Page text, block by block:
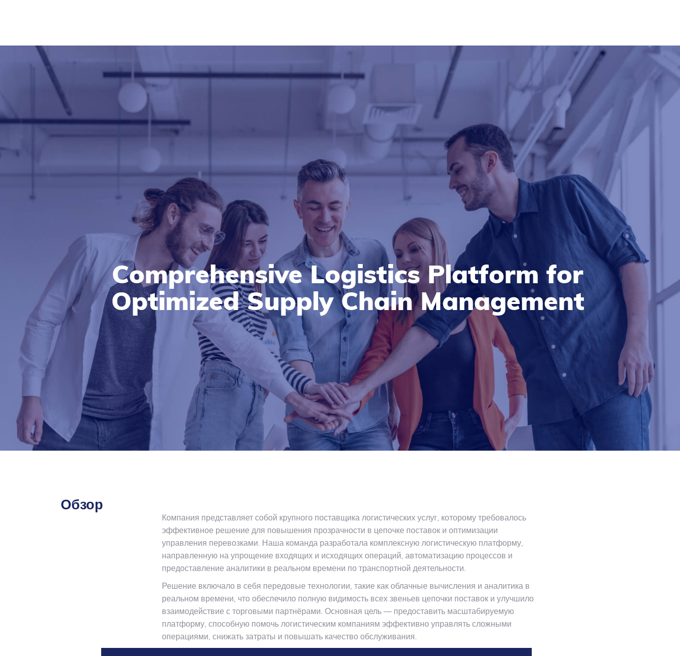
Comprehensive Logistics Platform for
Optimized Supply Chain Management
Обзор
Компания представляет собой крупного поставщика логистических услуг, которому требовалось
эффективное решение для повышения прозрачности в цепочке поставок и оптимизации
управления перевозками. Наша команда разработала комплексную логистическую платформу,
направленную на упрощение входящих и исходящих операций, автоматизацию процессов и
предоставление аналитики в реальном времени по транспортной деятельности.
Решение включало в себя передовые технологии, такие как облачные вычисления и аналитика в
реальном времени, что обеспечило полную видимость всех звеньев цепочки поставок и улучшило
взаимодействие с торговыми партнёрами. Основная цель — предоставить масштабируемую
платформу, способную помочь логистическим компаниям эффективно управлять сложными
операциями, снижать затраты и повышать качество обслуживания.